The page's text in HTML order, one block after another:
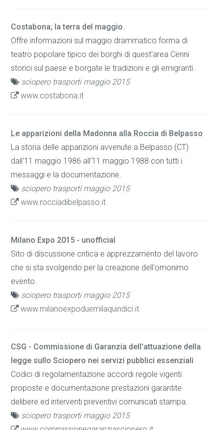
Costabona; la terra del maggio.
Offre informazioni sul maggio drammatico forma di
teatro popolare tipico dei borghi di quest'area Cenni
storici sul paese e borgate le tradizioni e gli emigranti.
sciopero trasporti maggio 2015
www.costabona.it
Le apparizioni della Madonna alla Roccia di Belpasso
La storia delle apparizioni avvenute a Belpasso (CT)
dall'11 maggio 1986 all'11 maggio 1988 con tutti i
messaggi e la documentazione.
sciopero trasporti maggio 2015
www.rocciadibelpasso.it
Milano Expo 2015 - unofficial
Sito di discussione critica e apprezzamento del lavoro
che si sta svolgendo per la creazione dell'omonimo
evento.
sciopero trasporti maggio 2015
www.milanoexpoduemilaquindici.it
CSG - Commissione di Garanzia dell'attuazione della
legge sullo Sciopero nei servizi pubblici essenziali
Codici di regolamentazione accordi regole vigenti
proposte e documentazione prestazioni garantite
delibere ed interventi preventivi comunicati stampa.
sciopero trasporti maggio 2015